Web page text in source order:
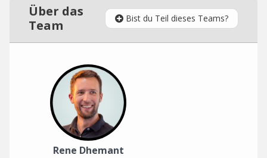
Über das
Team
Bist du Teil dieses Teams?
Rene Dhemant